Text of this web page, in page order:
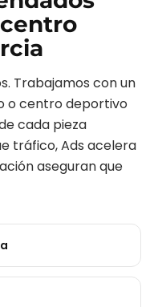
Trabajamos con un
o centro deportivo
cada pieza
tráfico, Ads acelera
aseguran que